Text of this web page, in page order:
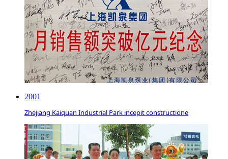
2001
Zhejiang Kaiquan Industrial Park incepit constructione